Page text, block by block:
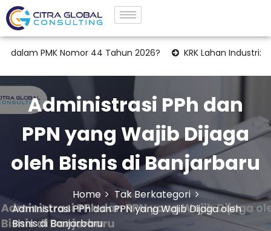
Nomor 44 Tahun 2026? KRK Lahan Industri: Tahapan
Administrasi PPh dan
PPN yang Wajib Dijaga
oleh Bisnis di Banjarbaru
Home
Tak Berkategori
Administrasi PPh dan PPN yang Wajib Dijaga oleh
Bisnis di Banjarbaru